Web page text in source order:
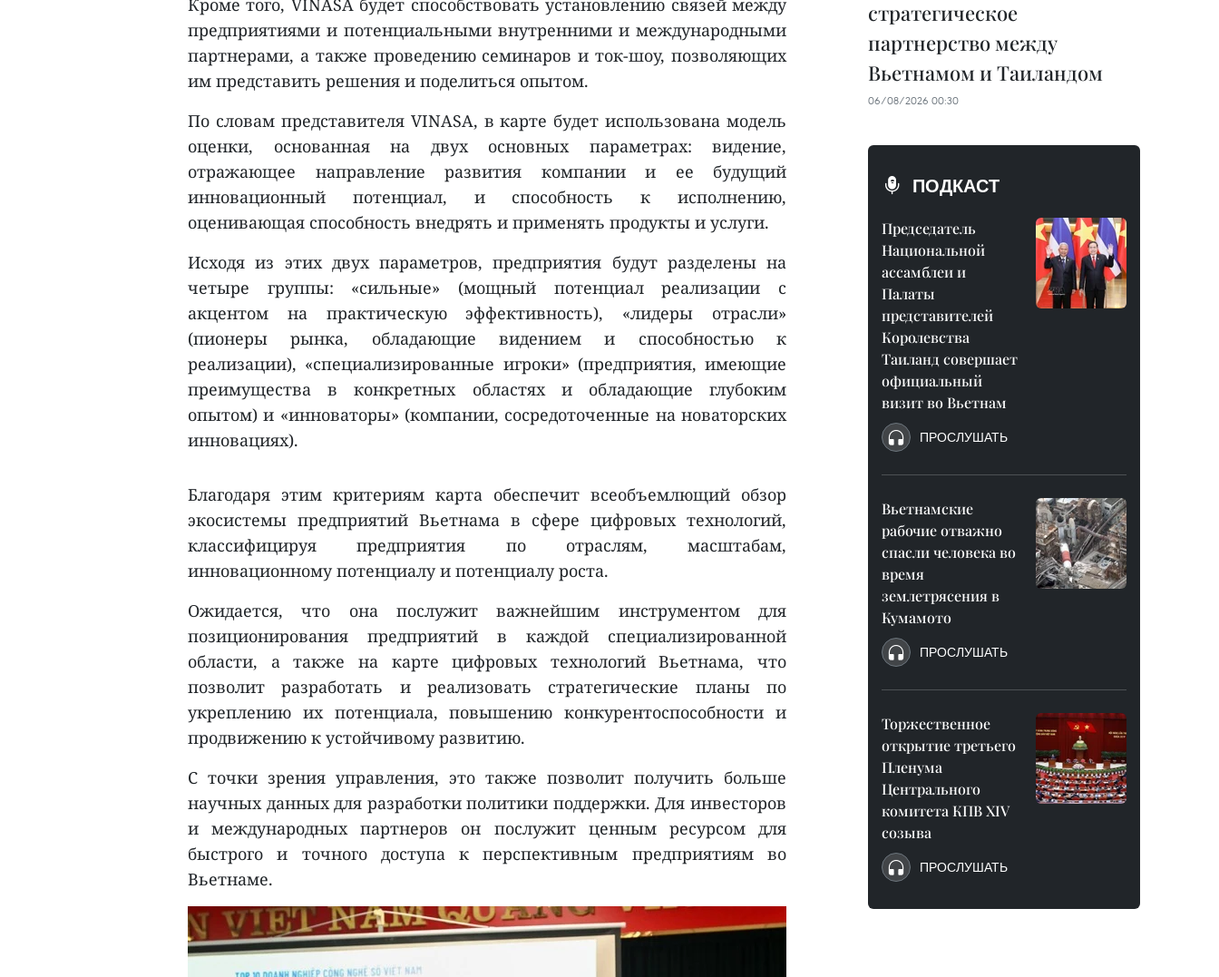
Кроме того, VINASA будет способствовать установлению связей между
предприятиями и потенциальными внутренними и международными
партнерами, а также проведению семинаров и ток-шоу, позволяющих
им представить решения и поделиться опытом.
По словам представителя VINASA, в карте будет использована модель
оценки, основанная на двух основных параметрах: видение,
отражающее направление развития компании и ее будущий
инновационный потенциал, и способность к исполнению,
оценивающая способность внедрять и применять продукты и услуги.
Исходя из этих двух параметров, предприятия будут разделены на
четыре группы: «сильные» (мощный потенциал реализации с
акцентом на практическую эффективность), «лидеры отрасли»
(пионеры рынка, обладающие видением и способностью к
реализации), «специализированные игроки» (предприятия, имеющие
преимущества в конкретных областях и обладающие глубоким
опытом) и «инноваторы» (компании, сосредоточенные на новаторских
инновациях).
Благодаря этим критериям карта обеспечит всеобъемлющий обзор
экосистемы предприятий Вьетнама в сфере цифровых технологий,
классифицируя предприятия по отраслям, масштабам,
инновационному потенциалу и потенциалу роста.
Ожидается, что она послужит важнейшим инструментом для
позиционирования предприятий в каждой специализированной
области, а также на карте цифровых технологий Вьетнама, что
позволит разработать и реализовать стратегические планы по
укреплению их потенциала, повышению конкурентоспособности и
продвижению к устойчивому развитию.
С точки зрения управления, это также позволит получить больше
научных данных для разработки политики поддержки. Для инвесторов
и международных партнеров он послужит ценным ресурсом для
быстрого и точного доступа к перспективным предприятиям во
Вьетнаме.
стратегическое
партнерство между
Вьетнамом и Таиландом
06/08/2026 00:30
ПОДКАСТ
Председатель
Национальной
ассамблеи и
Палаты
представителей
Королевства
Таиланд совершает
официальный
визит во Вьетнам
ПРОСЛУШАТЬ
Вьетнамские
рабочие отважно
спасли человека во
время
землетрясения в
Кумамото
ПРОСЛУШАТЬ
Торжественное
открытие третьего
Пленума
Центрального
комитета КПВ XIV
созыва
ПРОСЛУШАТЬ